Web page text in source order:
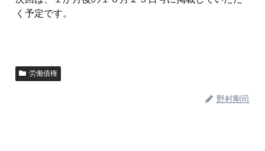
く予定です。
労働債権
野村剛司